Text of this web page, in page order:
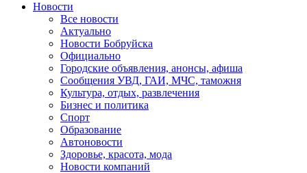
Новости
Все новости
Актуально
Новости Бобруйска
Официально
Городские объявления, анонсы, афиша
Сообщения УВД, ГАИ, МЧС, таможня
Культура, отдых, развлечения
Бизнес и политика
Спорт
Образование
Автоновости
Здоровье, красота, мода
Новости компаний